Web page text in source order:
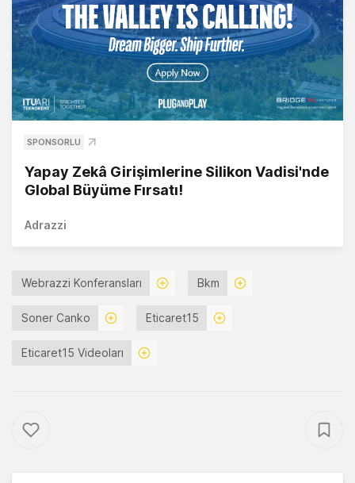
SPONSORLU
Yapay Zekâ Girişimlerine Silikon Vadisi'nde
Global Büyüme Fırsatı!
Adrazzi
Webrazzi Konferansları Bkm
Soner Canko Eticaret15
Eticaret15 Videoları